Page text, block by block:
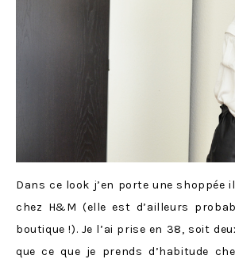
Dans ce look j’en porte une shoppée
chez H&M (elle est d’ailleurs
boutique !). Je l’ai prise en 38, soit
que ce que je prends d’habitude